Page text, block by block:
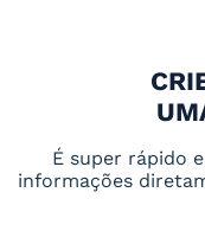
É super rápido
informações